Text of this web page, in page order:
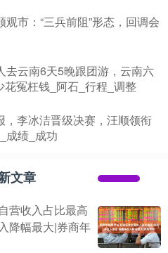
市：“三兵前阻”形态，回调会
去云南6天5晚跟团游，云南六
冤枉钱_阿石_行程_调整
，李冰洁晋级决赛，汪顺领衔
成绩_成功
文章
营收入占比最高
降幅最大|券商年